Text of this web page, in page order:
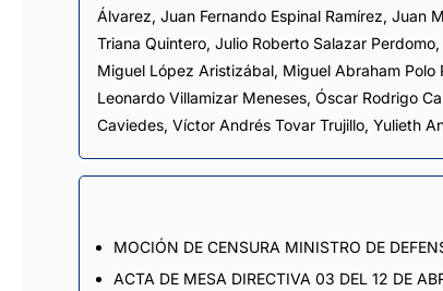
Álvarez, Juan Fernando Espinal Ramírez, Juan
Triana Quintero, Julio Roberto Salazar Perdomo,
Miguel López Aristizábal, Miguel Abraham Polo
Leonardo Villamizar Meneses, Óscar Rodrigo
Caviedes, Víctor Andrés Tovar Trujillo, Yulieth
MOCIÓN DE CENSURA MINISTRO DE
ACTA DE MESA DIRECTIVA 03 DEL 12 DE